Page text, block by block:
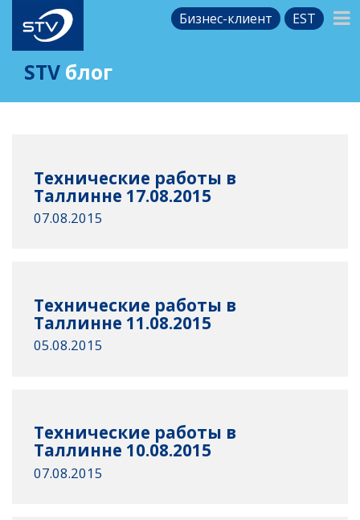
Бизнес-клиент EST
STV блог
Технические работы в
Таллинне 17.08.2015
07.08.2015
Технические работы в
Таллинне 11.08.2015
05.08.2015
Технические работы в
Таллинне 10.08.2015
07.08.2015